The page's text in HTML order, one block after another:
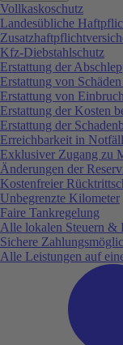
Vollkaskoschutz
Landesübliche
Kfz-Diebstahlschutz
Erstattung der
Erstattung von
Erstattung von
Erstattung der Kosten
Erstattung der
Erreichbarkeit in
Exklusiver Zugang zu
Änderungen der
Kostenfreier
Unbegrenzte Kilometer
Faire Tankregelung
Alle lokalen Steuern &
Sichere
Alle Leistungen auf